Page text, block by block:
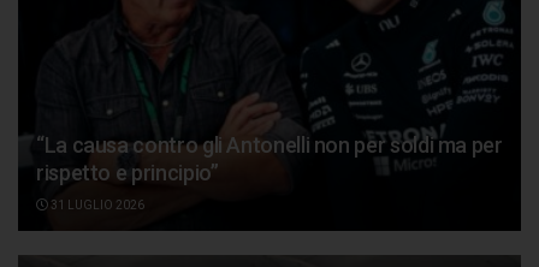
“La causa contro gli Antonelli non per soldi ma per
rispetto e principio”
31 LUGLIO 2026